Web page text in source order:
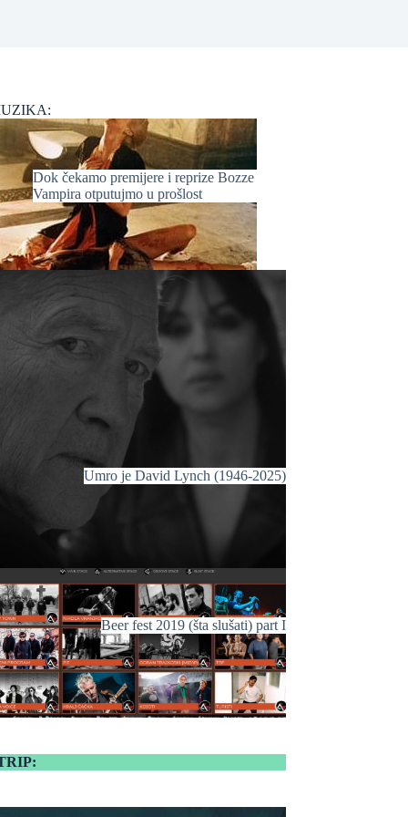
Dok čekamo premijere i reprize Bozze
Vampira otputujmo u prošlost
Umro je David Lynch (1946-2025)
Beer fest 2019 (šta slušati) part I